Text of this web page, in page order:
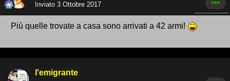
Inviato 3 Ottobre 2017
Più quelle trovate a casa sono arrivati a 42 armi!
l'emigrante